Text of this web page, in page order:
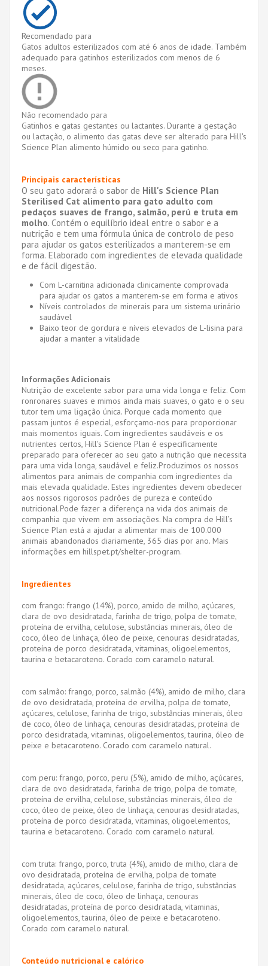
Recomendado para
Gatos adultos esterilizados com até 6 anos de idade. Também
adequado para gatinhos esterilizados com menos de 6
meses.
Não recomendado para
Gatinhos e gatas gestantes ou lactantes. Durante a gestação
ou lactação, o alimento das gatas deve ser alterado para Hill's
Science Plan alimento húmido ou seco para gatinho.
Principais características
O seu gato adorará o sabor de Hill's Science Plan
Sterilised Cat alimento para gato adulto com
pedaços suaves de frango, salmão, perú e truta em
molho. Contém o equilíbrio ideal entre o sabor e a
nutrição e tem uma fórmula única de controlo de peso
para ajudar os gatos esterilizados a manterem-se em
forma. Elaborado com ingredientes de elevada qualidade
e de fácil digestão.
Com L-carnitina adicionada clinicamente comprovada
para ajudar os gatos a manterem-se em forma e ativos
Níveis controlados de minerais para um sistema urinário
saudável
Baixo teor de gordura e níveis elevados de L-lisina para
ajudar a manter a vitalidade
Informações Adicionais
Nutrição de excelente sabor para uma vida longa e feliz. Com
ronronares suaves e mimos ainda mais suaves, o gato e o seu
tutor tem uma ligação única. Porque cada momento que
passam juntos é especial, esforçamo-nos para proporcionar
mais momentos iguais. Com ingredientes saudáveis e os
nutrientes certos, Hill's Science Plan é especificamente
preparado para oferecer ao seu gato a nutrição que necessita
para uma vida longa, saudável e feliz.Produzimos os nossos
alimentos para animais de companhia com ingredientes da
mais elevada qualidade. Estes ingredientes devem obedecer
aos nossos rigorosos padrões de pureza e conteúdo
nutricional.Pode fazer a diferença na vida dos animais de
companhia que vivem em associações. Na compra de Hill’s
Science Plan está a ajudar a alimentar mais de 100.000
animais abandonados diariamente, 365 dias por ano. Mais
informações em hillspet.pt/shelter-program.
Ingredientes
com frango: frango (14%), porco, amido de milho, açúcares,
clara de ovo desidratada, farinha de trigo, polpa de tomate,
proteína de ervilha, celulose, substâncias minerais, óleo de
coco, óleo de linhaça, óleo de peixe, cenouras desidratadas,
proteína de porco desidratada, vitaminas, oligoelementos,
taurina e betacaroteno. Corado com caramelo natural.
com salmão: frango, porco, salmão (4%), amido de milho, clara
de ovo desidratada, proteína de ervilha, polpa de tomate,
açúcares, celulose, farinha de trigo, substâncias minerais, óleo
de coco, óleo de linhaça, cenouras desidratadas, proteína de
porco desidratada, vitaminas, oligoelementos, taurina, óleo de
peixe e betacaroteno. Corado com caramelo natural.
com peru: frango, porco, peru (5%), amido de milho, açúcares,
clara de ovo desidratada, farinha de trigo, polpa de tomate,
proteína de ervilha, celulose, substâncias minerais, óleo de
coco, óleo de peixe, óleo de linhaça, cenouras desidratadas,
proteína de porco desidratada, vitaminas, oligoelementos,
taurina e betacaroteno. Corado com caramelo natural.
com truta: frango, porco, truta (4%), amido de milho, clara de
ovo desidratada, proteína de ervilha, polpa de tomate
desidratada, açúcares, celulose, farinha de trigo, substâncias
minerais, óleo de coco, óleo de linhaça, cenouras
desidratadas, proteína de porco desidratada, vitaminas,
oligoelementos, taurina, óleo de peixe e betacaroteno.
Corado com caramelo natural.
Conteúdo nutricional e calórico